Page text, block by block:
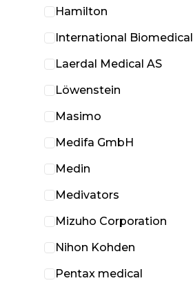
Hamilton
International Biomedical
Laerdal Medical AS
Löwenstein
Masimo
Medifa GmbH
Medin
Medivators
Mizuho Corporation
Nihon Kohden
Pentax medical